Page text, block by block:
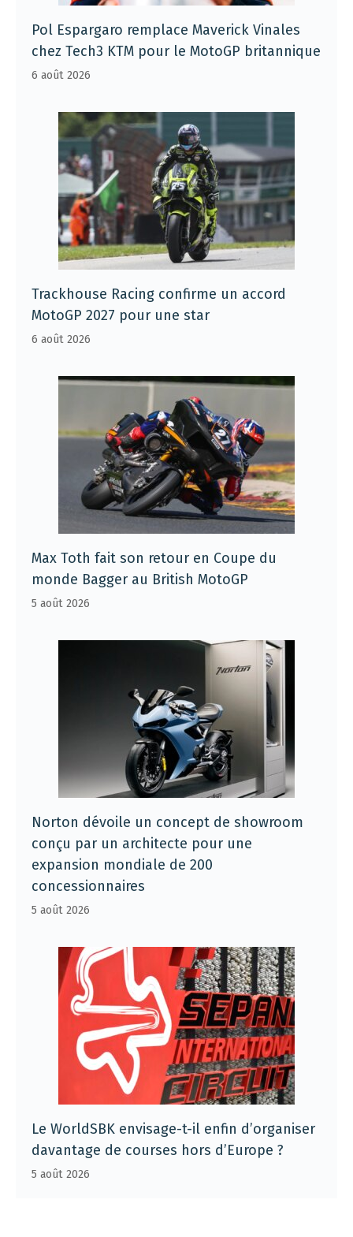
Pol Espargaro remplace Maverick Vinales
chez Tech3 KTM pour le MotoGP britannique
6 août 2026
Trackhouse Racing confirme un accord
MotoGP 2027 pour une star
6 août 2026
Max Toth fait son retour en Coupe du
monde Bagger au British MotoGP
5 août 2026
Norton dévoile un concept de showroom
conçu par un architecte pour une
expansion mondiale de 200
concessionnaires
5 août 2026
Le WorldSBK envisage-t-il enfin d’organiser
davantage de courses hors d’Europe ?
5 août 2026